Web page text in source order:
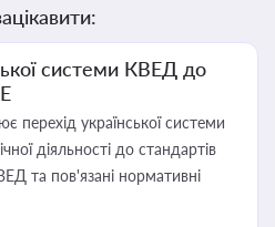
системи КВЕД до
перехід української системи
діяльності до стандартів
та пов'язані нормативні